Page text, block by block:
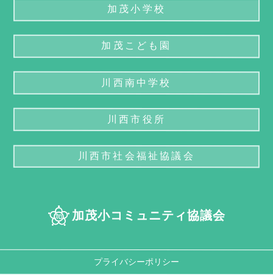
加茂小コミュニティ協議会
加茂小学校
加茂こども園
川西南中学校
川西市役所
川西市社会福祉協議会
プライバシーポリシー